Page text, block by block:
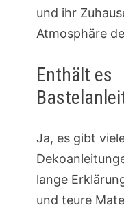
und ihr
Atmosphäre
Enthält es
Ja, es gibt
lange
und teure